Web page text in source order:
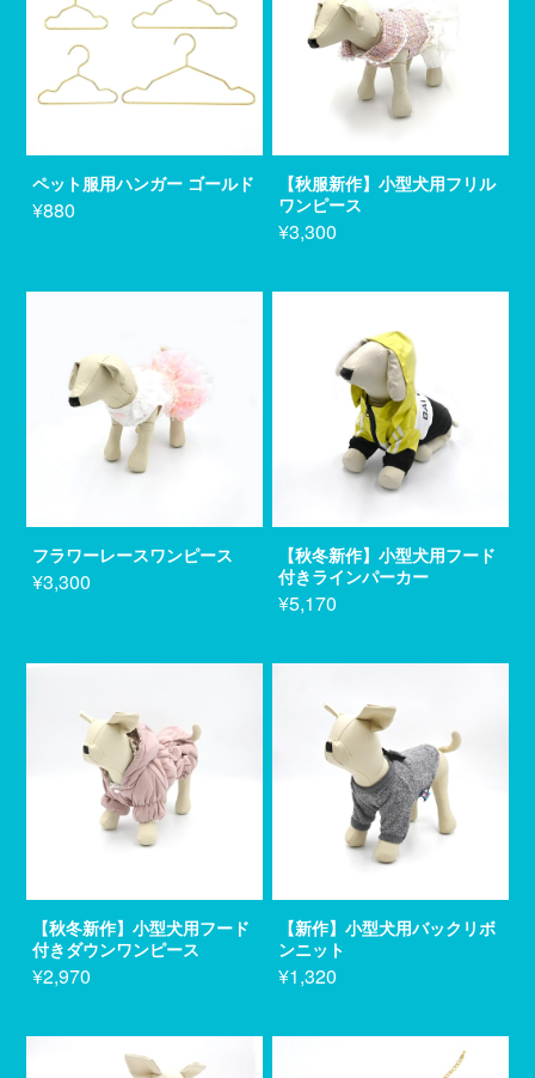
ペット服用ハンガー ゴールド
¥880
【秋服新作】小型犬用フリル
ワンピース
¥3,300
フラワーレースワンピース
¥3,300
【秋冬新作】小型犬用フード
付きラインパーカー
¥5,170
【秋冬新作】小型犬用フード
付きダウンワンピース
¥2,970
【新作】小型犬用バックリボ
ンニット
¥1,320